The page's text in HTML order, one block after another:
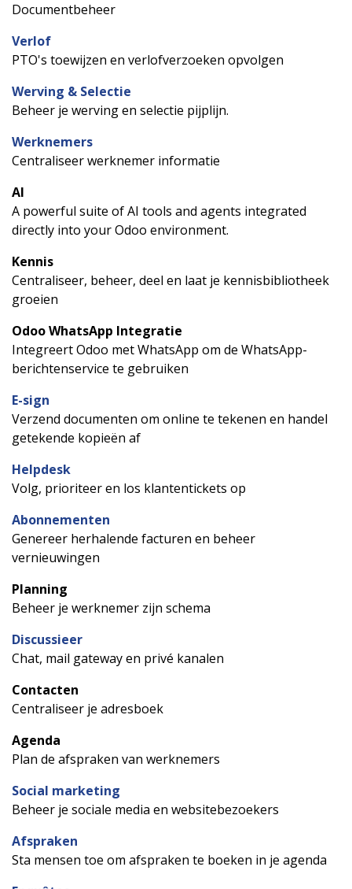
Documentbeheer
Verlof
PTO's toewijzen en verlofverzoeken opvolgen
Werving & Selectie
Beheer je werving en selectie pijplijn.
Werknemers
Centraliseer werknemer informatie
AI
A powerful suite of AI tools and agents integrated
directly into your Odoo environment.
Kennis
Centraliseer, beheer, deel en laat je kennisbibliotheek
groeien
Odoo WhatsApp Integratie
Integreert Odoo met WhatsApp om de WhatsApp-
berichtenservice te gebruiken
E-sign
Verzend documenten om online te tekenen en handel
getekende kopieën af
Helpdesk
Volg, prioriteer en los klantentickets op
Abonnementen
Genereer herhalende facturen en beheer
vernieuwingen
Planning
Beheer je werknemer zijn schema
Discussieer
Chat, mail gateway en privé kanalen
Contacten
Centraliseer je adresboek
Agenda
Plan de afspraken van werknemers
Social marketing
Beheer je sociale media en websitebezoekers
Afspraken
Sta mensen toe om afspraken te boeken in je agenda